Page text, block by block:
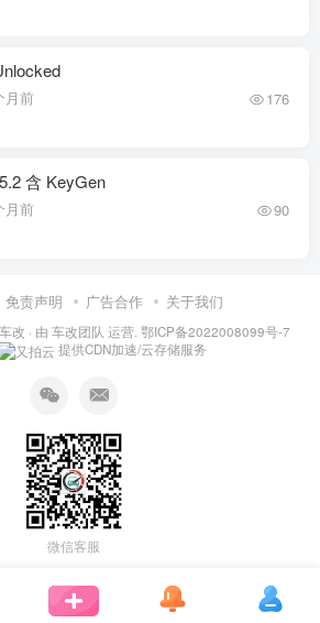
月前 176
含 KeyGen
月前 90
免责声明 广告合作 关于我们
改 · 由 车改团队 运营. 鄂ICP备2022008099号-7
提供CDN加速/云存储服务
微信客服